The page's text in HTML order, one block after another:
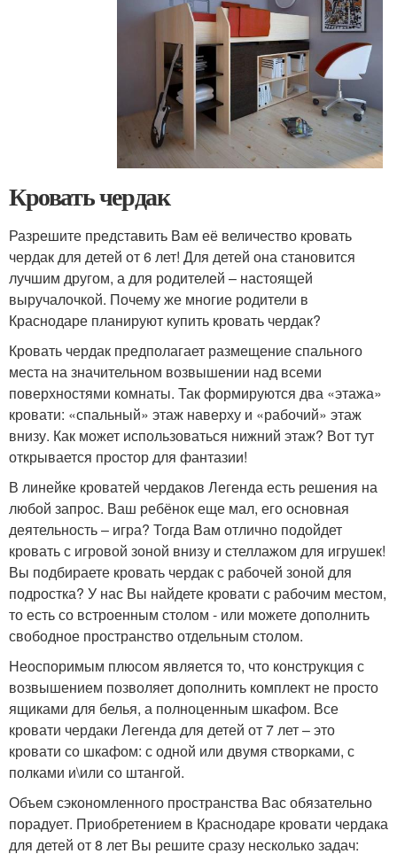
Кровать чердак
Разрешите представить Вам её величество кровать
чердак для детей от 6 лет! Для детей она становится
лучшим другом, а для родителей – настоящей
выручалочкой. Почему же многие родители в
Краснодаре планируют купить кровать чердак?
Кровать чердак предполагает размещение спального
места на значительном возвышении над всеми
поверхностями комнаты. Так формируются два «этажа»
кровати: «спальный» этаж наверху и «рабочий» этаж
внизу. Как может использоваться нижний этаж? Вот тут
открывается простор для фантазии!
В линейке кроватей чердаков Легенда есть решения на
любой запрос. Ваш ребёнок еще мал, его основная
деятельность – игра? Тогда Вам отлично подойдет
кровать с игровой зоной внизу и стеллажом для игрушек!
Вы подбираете кровать чердак с рабочей зоной для
подростка? У нас Вы найдете кровати с рабочим местом,
то есть со встроенным столом - или можете дополнить
свободное пространство отдельным столом.
Неоспоримым плюсом является то, что конструкция с
возвышением позволяет дополнить комплект не просто
ящиками для белья, а полноценным шкафом. Все
кровати чердаки Легенда для детей от 7 лет – это
кровати со шкафом: с одной или двумя створками, с
полками и\или со штангой.
Объем сэкономленного пространства Вас обязательно
порадует. Приобретением в Краснодаре кровати чердака
для детей от 8 лет Вы решите сразу несколько задач: